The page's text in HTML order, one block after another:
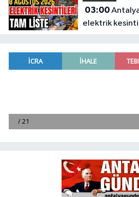
03:00Antalya’da 8 Ağustos 2026
elektrik